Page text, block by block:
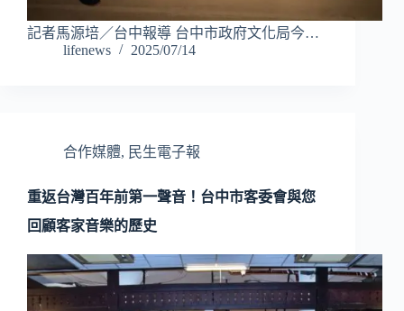
記者馬源培／台中報導 台中市政府文化局今…
lifenews
2025/07/14
合作媒體, 民生電子報
重返台灣百年前第一聲音！台中市客委會與您
回顧客家音樂的歷史